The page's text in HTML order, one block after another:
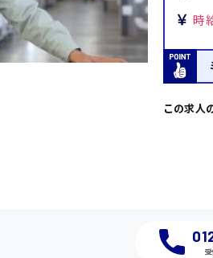
時
この求人